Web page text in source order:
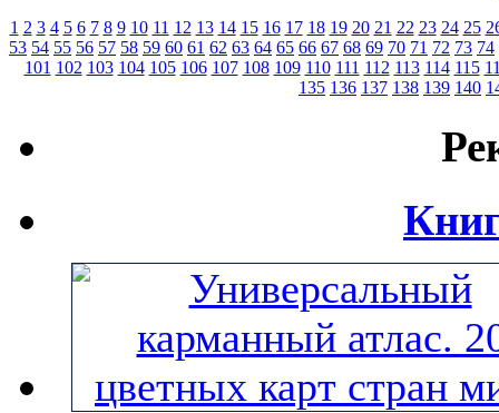
1 2 3 4 5 6 7 8 9 10 11 12 13 14 15 16 17 18 19 20 21 22 23 24 25
53 54 55 56 57 58 59 60 61 62 63 64 65 66 67 68 69 70 71 72 73 74
101 102 103 104 105 106 107 108 109 110 111 112 113 114 115
135 136 137 138 139 140